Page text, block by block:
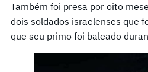
Também foi presa por oito
dois soldados israelenses que
que seu primo foi baleado